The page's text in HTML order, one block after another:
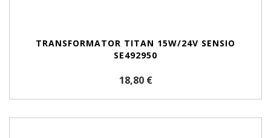
TRANSFORMATOR TITAN 15W/24V SENSIO
SE492950
18,80 €